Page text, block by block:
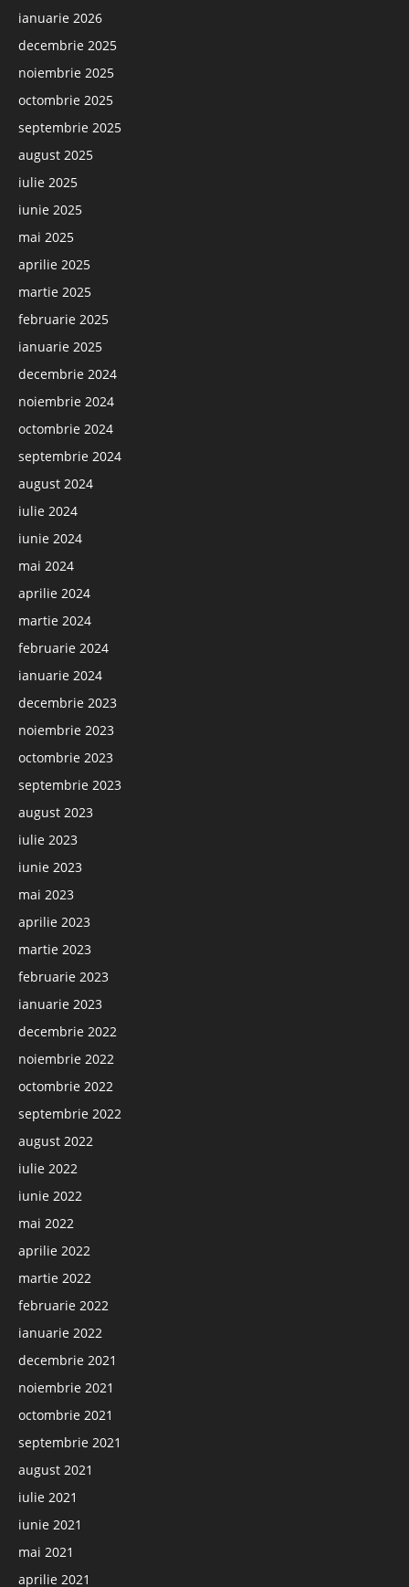
ianuarie 2026
decembrie 2025
noiembrie 2025
octombrie 2025
septembrie 2025
august 2025
iulie 2025
iunie 2025
mai 2025
aprilie 2025
martie 2025
februarie 2025
ianuarie 2025
decembrie 2024
noiembrie 2024
octombrie 2024
septembrie 2024
august 2024
iulie 2024
iunie 2024
mai 2024
aprilie 2024
martie 2024
februarie 2024
ianuarie 2024
decembrie 2023
noiembrie 2023
octombrie 2023
septembrie 2023
august 2023
iulie 2023
iunie 2023
mai 2023
aprilie 2023
martie 2023
februarie 2023
ianuarie 2023
decembrie 2022
noiembrie 2022
octombrie 2022
septembrie 2022
august 2022
iulie 2022
iunie 2022
mai 2022
aprilie 2022
martie 2022
februarie 2022
ianuarie 2022
decembrie 2021
noiembrie 2021
octombrie 2021
septembrie 2021
august 2021
iulie 2021
iunie 2021
mai 2021
aprilie 2021